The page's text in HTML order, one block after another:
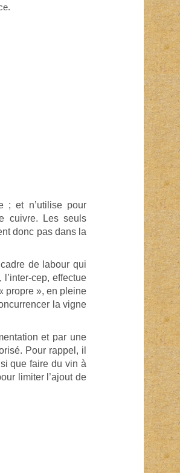
; et n’utilise pour
cuivre. Les seuls
donc pas dans la
de labour qui
cep, effectue
propre », en pleine
la vigne
et par une
Pour rappel, il
que faire du vin à
limiter l’ajout de